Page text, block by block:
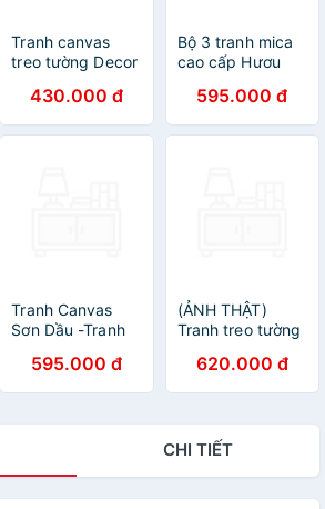
Tranh canvas
treo tường Decor
núi – DC111
430.000 đ
Bộ 3 tranh mica
cao cấp Hươu
MK006
595.000 đ
Tranh Canvas
Sơn Dầu -Tranh
Màu Sắc
595.000 đ
(ẢNH THẬT)
Tranh treo tường
xuân tranh trang
trí decor kèm
620.000 đ
CHI TIẾT